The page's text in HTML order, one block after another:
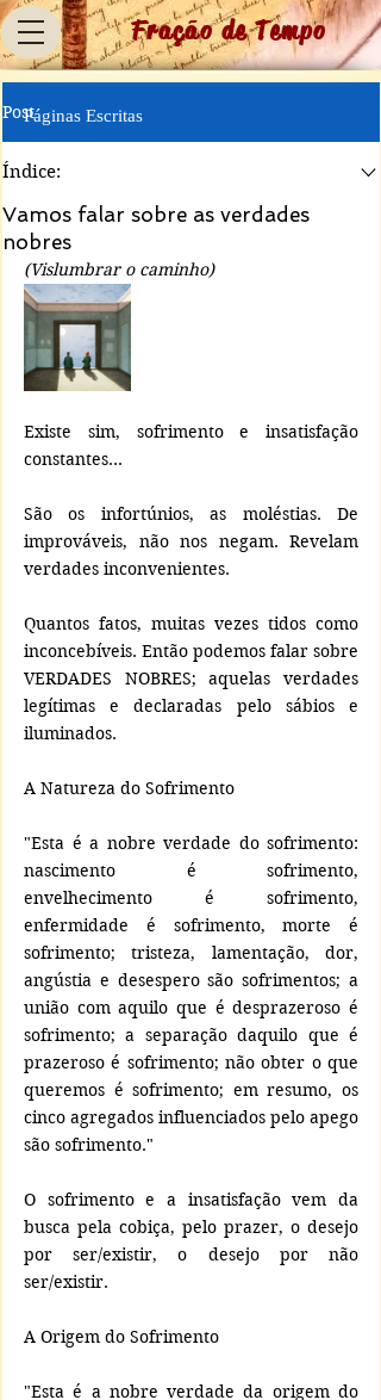
Fração de Tempo
Post
Índice:
Vamos falar sobre as verdades
nobres
(Vislumbrar o caminho)
Existe sim, sofrimento e insatisfação
constantes...
São os infortúnios, as moléstias. De
improváveis, não nos negam. Revelam
verdades inconvenientes.
Quantos fatos, muitas vezes tidos como
inconcebíveis. Então podemos falar sobre
VERDADES NOBRES; aquelas verdades
legítimas e declaradas pelo sábios e
iluminados.
A Natureza do Sofrimento
"Esta é a nobre verdade do sofrimento:
nascimento é sofrimento,
envelhecimento é sofrimento,
enfermidade é sofrimento, morte é
sofrimento; tristeza, lamentação, dor,
angústia e desespero são sofrimentos; a
união com aquilo que é desprazeroso é
sofrimento; a separação daquilo que é
prazeroso é sofrimento; não obter o que
queremos é sofrimento; em resumo, os
cinco agregados influenciados pelo apego
são sofrimento."
O sofrimento e a insatisfação vem da
busca pela cobiça, pelo prazer, o desejo
por ser/existir, o desejo por não
ser/existir.
A Origem do Sofrimento
"Esta é a nobre verdade da origem do
Páginas Escritas